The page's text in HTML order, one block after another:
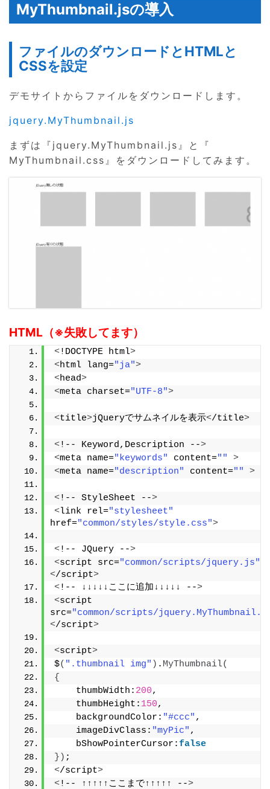
MyThumbnail.jsの導入
ファイルのダウンロードとHTMLと
CSSを設定
デモサイトからファイルをダウンロードします。
jquery.MyThumbnail.js
まずは『jquery.MyThumbnail.js』と『
MyThumbnail.css』をダウンロードしてみます。
HTML（※失敗してます）
<!DOCTYPE html>
<html lang="ja">
<head>
<meta charset="UTF-8">
<title>jQueryでサムネイルを表示</title>
<!-- Keyword,Description -->
<meta name="keywords" content=""
>
<meta name="description" content="" >
<!-- StyleSheet -->
<link rel="stylesheet"
href="common/styles/style.css">
<!-- JQuery -->
<script src="common/scripts/jquery.js"
</script>
<!-- ↓↓↓↓↓ここに追加↓↓↓↓↓ -->
<script
src="common/scripts/
</script>
<script>
$( ".thumbnail img" ) . MyThumbnail(
{
    thumbWidth:
200,
    thumbHeight:
150,
    backgroundColor:
"#ccc" ,
    imageDivClass:
"myPic" ,
    bShowPointerCursor:
false
}) ;
</script>
<!-- ↑↑↑↑↑ここまで↑↑↑↑↑ -->